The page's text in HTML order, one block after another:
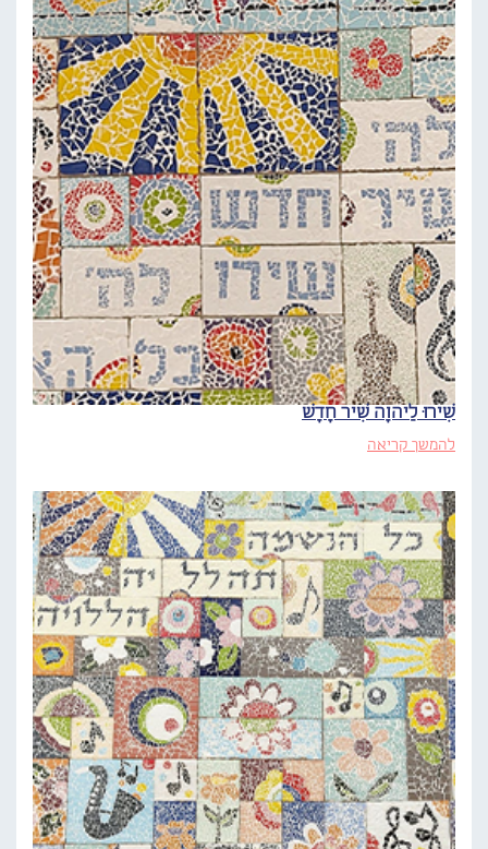
שִׁירוּ לַיהוָה שִׁיר חָדָשׁ
להמשך קריאה